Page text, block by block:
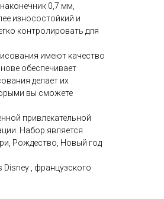
0,7 мм,
износостойкий и
контролировать для
имеют качество
обеспечивает
делает их
вы сможете
привлекательной
Набор является
Рождество, Новый год
, французского